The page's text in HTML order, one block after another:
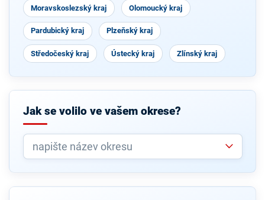
Moravskoslezský kraj Olomoucký kraj
Pardubický kraj Plzeňský kraj
Středočeský kraj Ústecký kraj Zlínský kraj
Jak se volilo ve vašem okrese?